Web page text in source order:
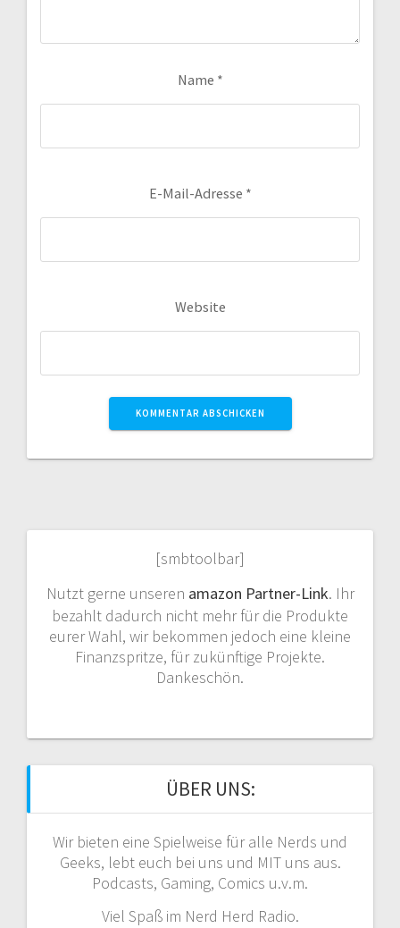
Name *
E-Mail-Adresse *
Website
[smbtoolbar]
Nutzt gerne unseren amazon Partner-Link. Ihr
bezahlt dadurch nicht mehr für die Produkte
eurer Wahl, wir bekommen jedoch eine kleine
Finanzspritze, für zukünftige Projekte.
Dankeschön.
ÜBER UNS:
Wir bieten eine Spielweise für alle Nerds und
Geeks, lebt euch bei uns und MIT uns aus.
Podcasts, Gaming, Comics u.v.m.
Viel Spaß im Nerd Herd Radio.